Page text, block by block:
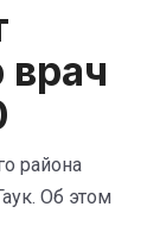
района
Об этом